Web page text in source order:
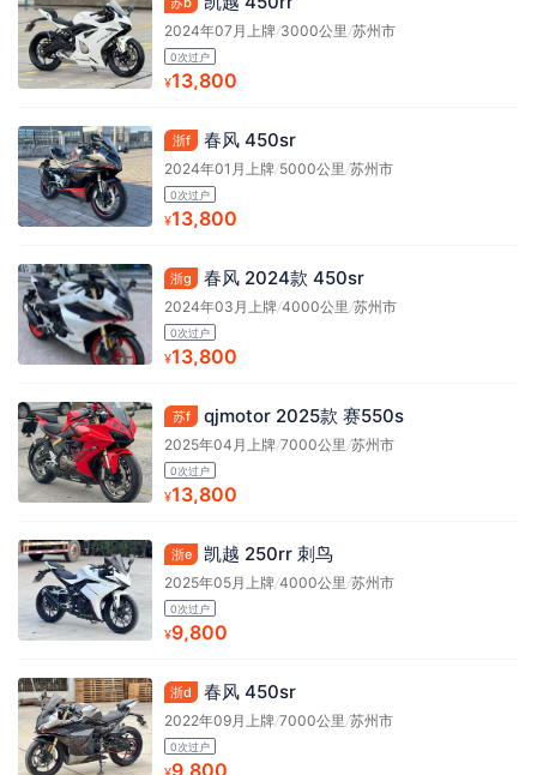
2024年07月上牌/3000公里/苏州市
0次过户
¥13,800
浙f 春风 450sr
2024年01月上牌/5000公里/苏州市
0次过户
¥13,800
浙g 春风 2024款 450sr
2024年03月上牌/4000公里/苏州市
0次过户
¥13,800
苏f qjmotor 2025款 赛550s
2025年04月上牌/7000公里/苏州市
0次过户
¥13,800
浙e 凯越 250rr 刺鸟
2025年05月上牌/4000公里/苏州市
0次过户
¥9,800
浙d 春风 450sr
2022年09月上牌/7000公里 /苏州市
0次过户
9,800